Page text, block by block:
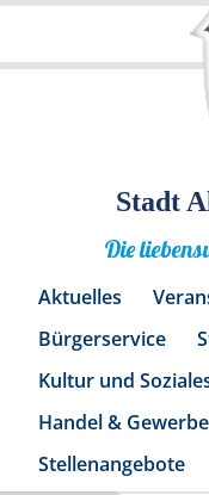
Stadt
Die
Aktuelles
Bürgerservice
Kultur und
Handel & Gewerbe
Stellenangebote